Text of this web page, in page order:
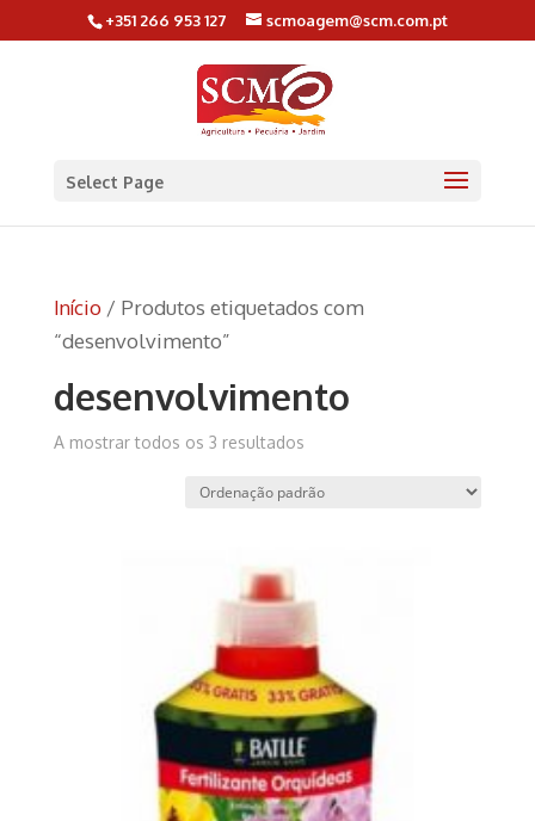
+351 266 953 127 scmoagem@scm.com.pt
Select Page
Início/ Produtos etiquetados com
“desenvolvimento”
desenvolvimento
A mostrar todos os 3 resultados